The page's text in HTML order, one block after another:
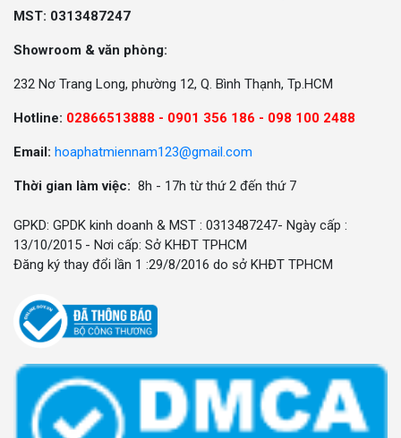
MST: 0313487247
Showroom & văn phòng:
232 Nơ Trang Long, phường 12, Q. Bình Thạnh, Tp.HCM
Hotline: 02866513888 - 0901 356 186 - 098 100 2488
Email: hoaphatmiennam123@gmail.com
Thời gian làm việc: 8h - 17h từ thứ 2 đến thứ 7
GPKD: GPDK kinh doanh & MST : 0313487247- Ngày cấp :
13/10/2015 - Nơi cấp: Sở KHĐT TPHCM
Đăng ký thay đổi lần 1 :29/8/2016 do sở KHĐT TPHCM